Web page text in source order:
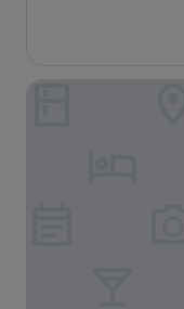
TRU by Hilton